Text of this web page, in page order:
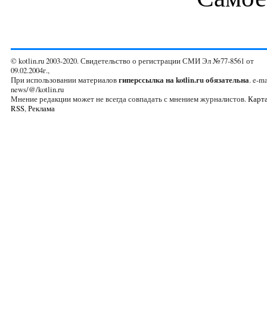
© kotlin.ru 2003-2020. Свидетельство о регистрации СМИ Эл №77-8561 от
09.02.2004г.,
При использовании материаловгиперссылка на kotlin.ru обязательна. e-
news/@/kotlin.ru
Мнение редакции может не всегда совпадать с мнением журналистов.
RSS,Реклама